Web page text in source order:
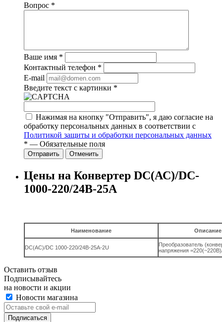
Вопрос *
Ваше имя *
Контактный телефон *
E-mail
Введите текст с картинки *
Нажимая на кнопку "Отправить", я даю согласие на
обработку персональных данных в соответствии с
Политикой защиты и обработки персональных данных
* — Обязательные поля
Отправить Отменить
Цены на Конвертер DC(АС)/DC-
1000-220/24В-25А
Наименование Описание
DC(AC)/DC 1000-220/24B-25A-2U
Преобразователь
напряжения
Оставить отзыв
Подписывайтесь
на новости и акции
Новости магазина